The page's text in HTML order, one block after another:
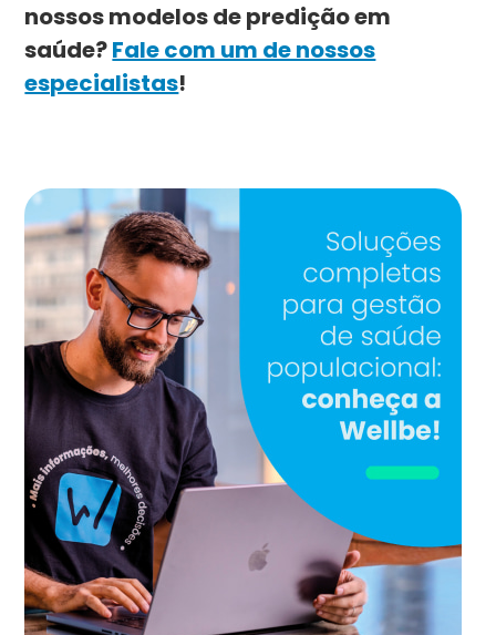
nossos modelos de predição em
saúde?Fale com um de nossos
especialistas!